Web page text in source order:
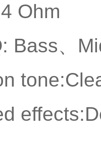
Ohm
Bass、